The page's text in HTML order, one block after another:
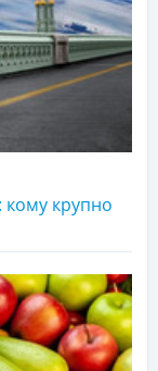
кому крупно